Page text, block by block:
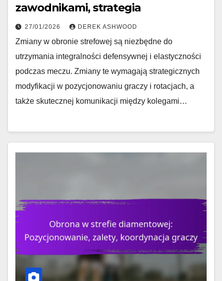
zawodnikami, strategia
27/01/2026 DEREK ASHWOOD
Zmiany w obronie strefowej są niezbędne do
utrzymania integralności defensywnej i elastyczności
podczas meczu. Zmiany te wymagają strategicznych
modyfikacji w pozycjonowaniu graczy i rotacjach, a
także skutecznej komunikacji między kolegami…